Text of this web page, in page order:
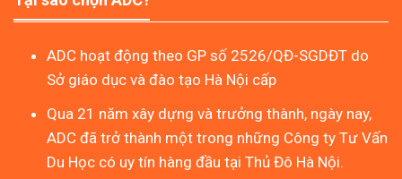
ADC hoạt động theo GP số 2526/QĐ-SGDĐT do
Sở giáo dục và đào tạo Hà Nội cấp
Qua 21 năm xây dựng và trưởng thành, ngày nay,
ADC đã trở thành một trong những Công ty Tư Vấn
Du Học có uy tín hàng đầu tại Thủ Đô Hà Nội.